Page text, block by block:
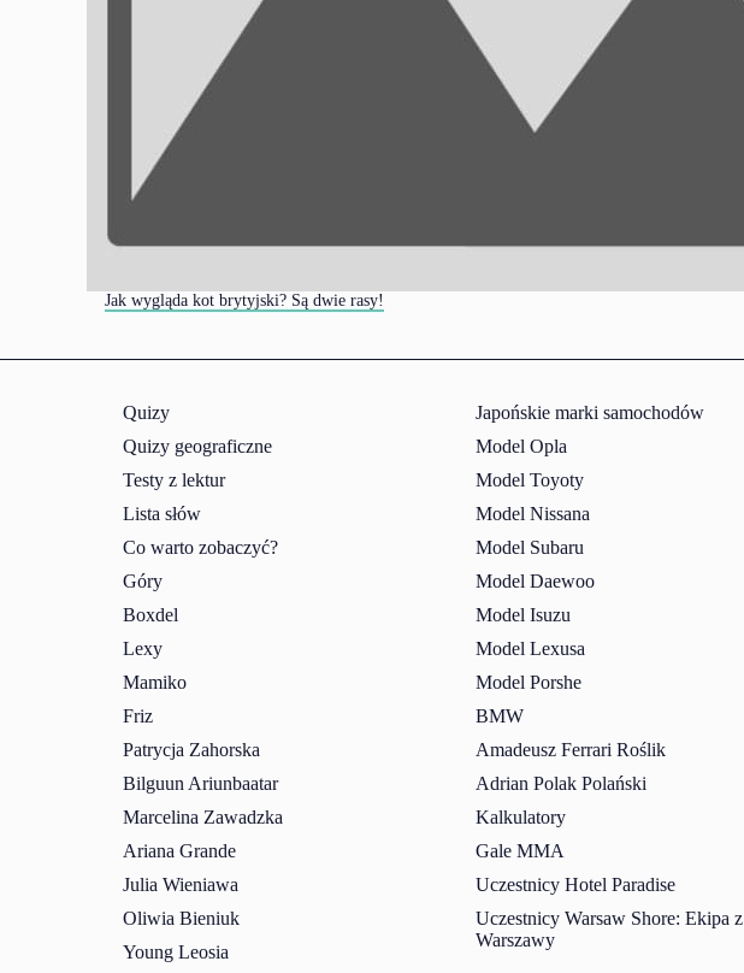
Jak wygląda kot brytyjski? Są dwie rasy!
Quizy
Quizy geograficzne
Testy z lektur
Lista słów
Co warto zobaczyć?
Góry
Boxdel
Lexy
Mamiko
Friz
Patrycja Zahorska
Bilguun Ariunbaatar
Marcelina Zawadzka
Ariana Grande
Julia Wieniawa
Oliwia Bieniuk
Young Leosia
Japońskie marki samochodów
Model Opla
Model Toyoty
Model Nissana
Model Subaru
Model Daewoo
Model Isuzu
Model Lexusa
Model Porshe
BMW
Amadeusz Ferrari Roślik
Adrian Polak Polański
Kalkulatory
Gale MMA
Uczestnicy Hotel Paradise
Uczestnicy Warsaw Shore: Ekipa z
Warszawy